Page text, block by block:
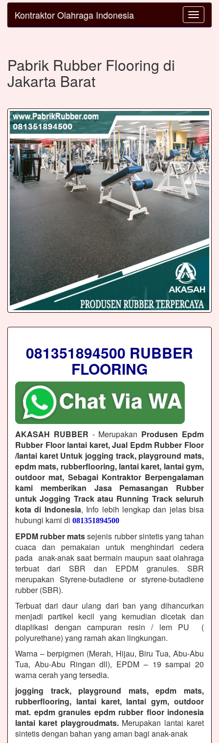
Toggle
Kontraktor Olahraga Indonesia
Pabrik Rubber Flooring di
Jakarta Barat
081351894500 RUBBER
FLOORING
AKASAH RUBBER - Merupakan Produsen Epdm
Rubber Floor lantai karet, Jual Epdm Rubber Floor
/lantai karet Untuk jogging track, playground mats,
epdm mats, rubberflooring, lantai karet, lantai gym,
outdoor mat, Sebagai Kontraktor Berpengalaman
kami memberikan Jasa Pemasangan Rubber
untuk Jogging Track atau Running Track seluruh
kota di Indonesia, Info lebih lengkap dan jelas bisa
hubungi kami di 081351894500
EPDM rubber matssejenis rubber sintetis yang tahan
cuaca dan pemakaian untuk menghindari cedera
pada anak-anak saat bermain maupun saat olahraga
terbuat dari SBR dan EPDM granules. SBR
merupakan Styrene-butadiene or styrene-butadiene
rubber (SBR).
Terbuat dari daur ulang dari ban yang dihancurkan
menjadi partikel kecil yang kemudian dicetak dan
diaplikasi dengan campuran resin / lem PU (
polyurethane) yang ramah akan lingkungan.
Warna – berpigmen (Merah, Hijau, Biru Tua, Abu-Abu
Tua, Abu-Abu Ringan dll), EPDM – 19 sampai 20
warna cerah yang tersedia.
jogging track, playground mats, epdm mats,
rubberflooring, lantai karet, lantai gym, outdoor
mat. epdm granules epdm rubber floor indonesia
lantai karet playgroudmats.Merupakan lantai karet
sintetis dengan bahan yang aman bagi anak-anak